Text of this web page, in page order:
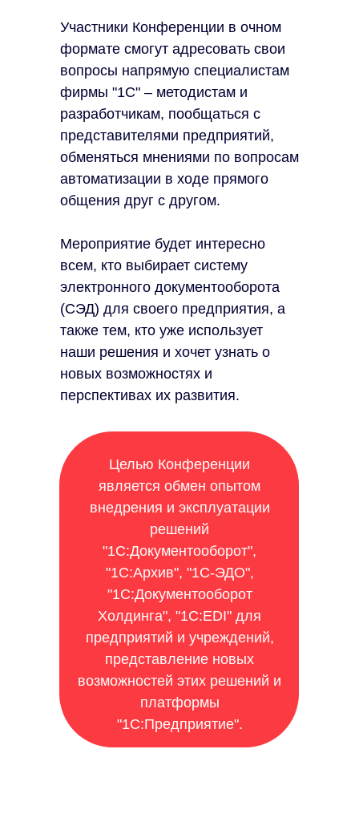
22 апреля 2025 года в
Москве.
Целью Конференции
является обмен опытом
внедрения и эксплуатации
решений
"1С:Документооборот",
"1С:Архив", "1С-ЭДО",
"1С:Документооборот
Холдинга", "1С:EDI" для
предприятий и учреждений,
представление новых
возможностей этих решений и
платформы
"1С:Предприятие".
Участники Конференции в очном
формате смогут адресовать свои
вопросы напрямую специалистам
фирмы "1С" – методистам и
разработчикам, пообщаться с
представителями предприятий,
обменяться мнениями по вопросам
автоматизации в ходе прямого
общения друг с другом.
Мероприятие будет интересно
всем, кто выбирает систему
электронного документооборота
(СЭД) для своего предприятия, а
также тем, кто уже использует
наши решения и хочет узнать о
новых возможностях и
перспективах их развития.